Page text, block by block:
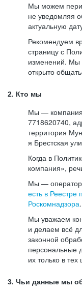
Мы можем
не уведомляя
актуальную
Рекомендуем
страницу с
изменений. Мы
открыто
2. Кто мы
Мы —
7718620740,
территория
я Брестская
Когда в
компания»,
Мы — оператор
есть в Реестре
Роскомнадзора.
Мы уважаем
и делаем всё
законной
персональные
их только в
3. Чьи данные мы